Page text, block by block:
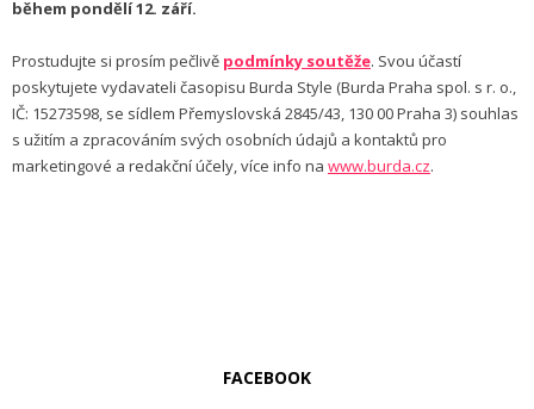
během pondělí 12. září.
Prostudujte si prosím pečlivě podmínky soutěže. Svou účastí
poskytujete vydavateli časopisu Burda Style (Burda Praha spol. s r. o.,
IČ: 15273598, se sídlem Přemyslovská 2845/43, 130 00 Praha 3) souhlas
s užitím a zpracováním svých osobních údajů a kontaktů pro
marketingové a redakční účely, více info na www.burda.cz.
FACEBOOK